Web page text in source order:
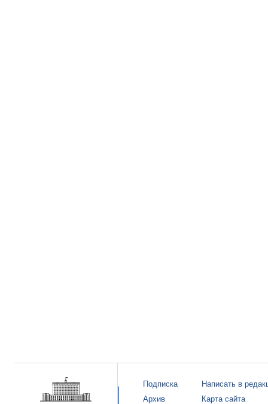
Подписка
Архив
Написать в
Карта сайта